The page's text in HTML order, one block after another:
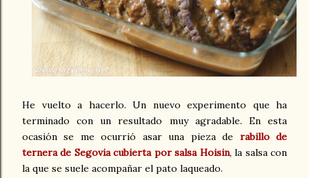
He vuelto a hacerlo. Un nuevo experimento que ha
terminado con un resultado muy agradable. En esta
ocasión se me ocurrió asar una pieza de rabillo de
ternera de Segovia cubierta por salsa Hoisin, la salsa con
la que se suele acompañar el pato laqueado.